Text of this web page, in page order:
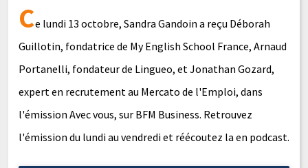
Ce lundi 13 octobre, Sandra Gandoin a reçu Déborah
Guillotin, fondatrice de My English School France, Arnaud
Portanelli, fondateur de Lingueo, et Jonathan Gozard,
expert en recrutement au Mercato de l'Emploi, dans
l'émission Avec vous, sur BFM Business. Retrouvez
l'émission du lundi au vendredi et réécoutez la en podcast.